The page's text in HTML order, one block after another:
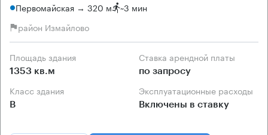
Первомайская → 320 м ~3 мин
район Измайлово
Площадь здания
1353 кв.м
Ставка арендной платы
по запросу
Класс здания
B
Эксплуатационные расходы
Включены в ставку